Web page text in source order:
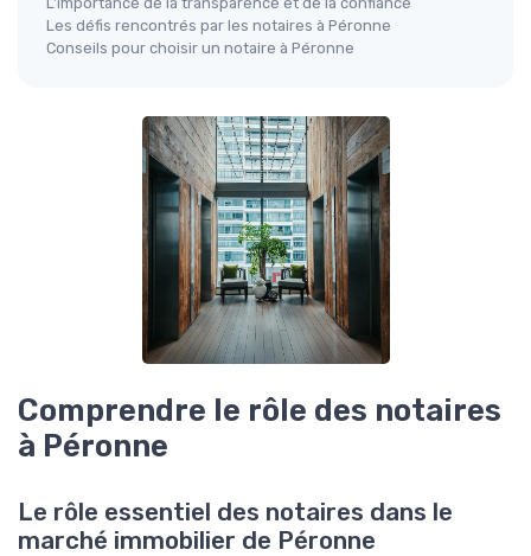
Les défis rencontrés par les notaires à Péronne
Conseils pour choisir un notaire à Péronne
Comprendre le rôle des notaires
à Péronne
Le rôle essentiel des notaires dans le
marché immobilier de Péronne